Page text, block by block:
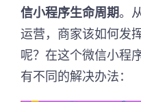
信小程序生命周期。
运营，商家该如何发
呢？在这个微信小程
有不同的解决办法：